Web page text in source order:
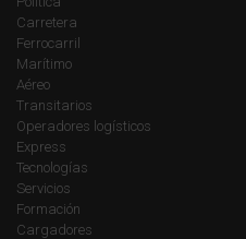
Carretera
Ferrocarril
Marítimo
Aéreo
Transitarios
Operadores logísticos
Express
Tecnologías
Servicios
Formación
Cargadores